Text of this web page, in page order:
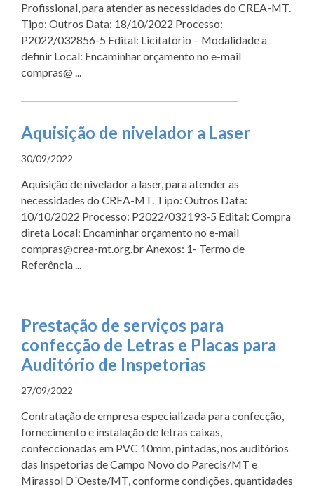
Profissional, para atender as necessidades do CREA-MT.
Tipo: Outros Data: 18/10/2022 Processo:
P2022/032856-5 Edital: Licitatório – Modalidade a
definir Local: Encaminhar orçamento no e-mail
compras@ ...
Aquisição de nivelador a Laser
30/09/2022
Aquisição de nivelador a laser, para atender as
necessidades do CREA-MT. Tipo: Outros Data:
10/10/2022 Processo: P2022/032193-5 Edital: Compra
direta Local: Encaminhar orçamento no e-mail
compras@crea-mt.org.br Anexos: 1- Termo de
Referência ...
Prestação de serviços para
confecção de Letras e Placas para
Auditório de Inspetorias
27/09/2022
Contratação de empresa especializada para confecção,
fornecimento e instalação de letras caixas,
confeccionadas em PVC 10mm, pintadas, nos auditórios
das Inspetorias de Campo Novo do Parecis/MT e
Mirassol D´Oeste/MT, conforme condições, quantidades